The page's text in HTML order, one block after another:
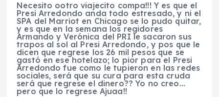
Necesito ootro viajecito compa!!! Y es que el
Presi Arredondo anda todo estresado, y ni el
SPA del Marriot en Chicago se lo pudo quitar,
y es que en la semana los regidores
Armando y Verónica del PRI le sacaron sus
trapos al sol al Presi Arredondo, y pos que le
dicen que regrese los 26 mil pesos que se
gastó en ese hotelazo; lo pior para el Presi
Arredondo fue como le tupieron en las redes
sociales, será que su cura para esta cruda
será que regrese el dinero?? Yo no creo…
pero que lo regrese Ajuaa!!